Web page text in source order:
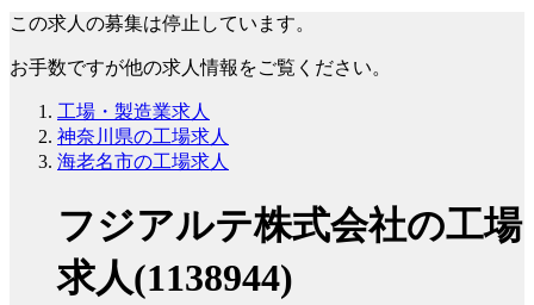
この求人の募集は停止しています。
お手数ですが他の求人情報をご覧ください。
工場・製造業求人
神奈川県の工場求人
海老名市の工場求人
フジアルテ株式会社の工場
求人(1138944)